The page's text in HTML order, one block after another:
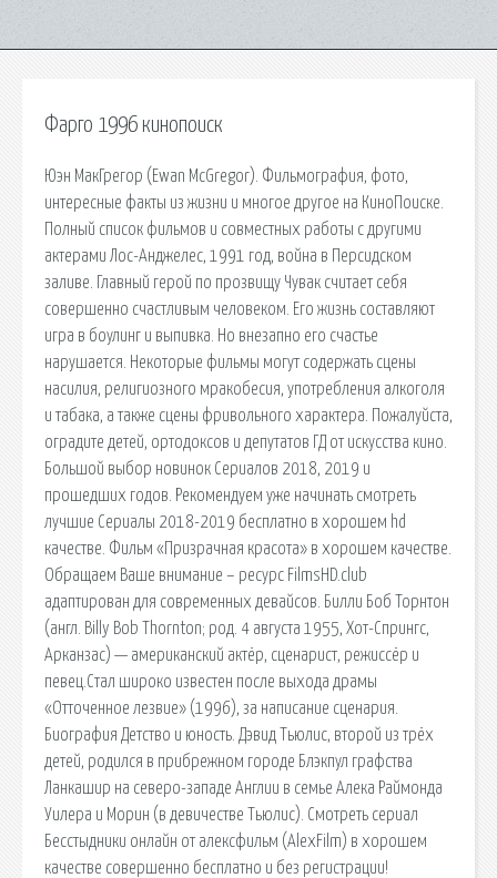
Фарго 1996 кинопоиск
Юэн МакГрегор (Ewan McGregor). Фильмография, фото,
интересные факты из жизни и многое другое на КиноПоиске.
Полный список фильмов и совместных работы с другими
актерами Лос-Анджелес, 1991 год, война в Персидском
заливе. Главный герой по прозвищу Чувак считает себя
совершенно счастливым человеком. Его жизнь составляют
игра в боулинг и выпивка. Но внезапно его счастье
нарушается. Некоторые фильмы могут содержать сцены
насилия, религиозного мракобесия, употребления алкоголя
и табака, а также сцены фривольного характера. Пожалуйста,
оградите детей, ортодоксов и депутатов ГД от искусства кино.
Большой выбор новинок Сериалов 2018, 2019 и
прошедших годов. Рекомендуем уже начинать смотреть
лучшие Сериалы 2018-2019 бесплатно в хорошем hd
качестве. Фильм «Призрачная красота» в хорошем качестве.
Обращаем Ваше внимание – ресурс FilmsHD.club
адаптирован для современных девайсов. Билли Боб Торнтон
(англ. Billy Bob Thornton; род. 4 августа 1955, Хот-Спрингс,
Арканзас) — американский актёр, сценарист, режиссёр и
певец.Стал широко известен после выхода драмы
«Отточенное лезвие» (1996), за написание сценария.
Биография Детство и юность. Дэвид Тьюлис, второй из трёх
детей, родился в прибрежном городе Блэкпул графства
Ланкашир на северо-западе Англии в семье Алека Раймонда
Уилера и Морин (в девичестве Тьюлис). Смотреть сериал
Бесстыдники онлайн от алексфильм (AlexFilm) в хорошем
качестве совершенно бесплатно и без регистрации!